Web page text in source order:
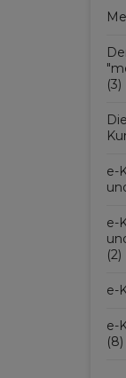
(3)
e-
e-
(2)
e-
e-
(8)